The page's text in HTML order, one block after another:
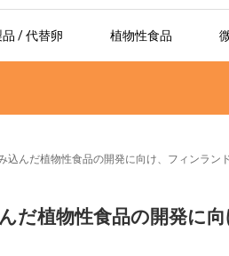
/ 代替卵 植物性食品
込んだ植物性食品の開発に向け、フィンラン
だ植物性食品の開発に